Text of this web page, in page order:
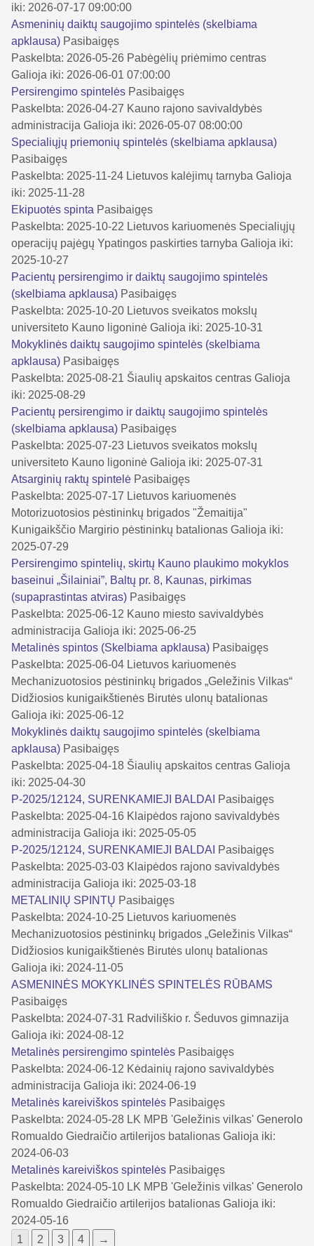
iki: 2026-07-17 09:00:00
Asmeninių daiktų saugojimo spintelės (skelbiama
apklausa) Pasibaigęs
Paskelbta: 2026-05-26 Pabėgėlių priėmimo centras
Galioja iki: 2026-06-01 07:00:00
Persirengimo spintelės Pasibaigęs
Paskelbta: 2026-04-27 Kauno rajono savivaldybės
administracija Galioja iki: 2026-05-07 08:00:00
Specialiųjų priemonių spintelės (skelbiama apklausa)
Pasibaigęs
Paskelbta: 2025-11-24 Lietuvos kalėjimų tarnyba Galioja
iki: 2025-11-28
Ekipuotės spinta Pasibaigęs
Paskelbta: 2025-10-22 Lietuvos kariuomenės Specialiųjų
operacijų pajėgų Ypatingos paskirties tarnyba Galioja iki:
2025-10-27
Pacientų persirengimo ir daiktų saugojimo spintelės
(skelbiama apklausa) Pasibaigęs
Paskelbta: 2025-10-20 Lietuvos sveikatos mokslų
universiteto Kauno ligoninė Galioja iki: 2025-10-31
Mokyklinės daiktų saugojimo spintelės (skelbiama
apklausa) Pasibaigęs
Paskelbta: 2025-08-21 Šiaulių apskaitos centras Galioja
iki: 2025-08-29
Pacientų persirengimo ir daiktų saugojimo spintelės
(skelbiama apklausa) Pasibaigęs
Paskelbta: 2025-07-23 Lietuvos sveikatos mokslų
universiteto Kauno ligoninė Galioja iki: 2025-07-31
Atsarginių raktų spintelė Pasibaigęs
Paskelbta: 2025-07-17 Lietuvos kariuomenės
Motorizuotosios pėstininkų brigados "Žemaitija"
Kunigaikščio Margirio pėstininkų batalionas Galioja iki:
2025-07-29
Persirengimo spintelių, skirtų Kauno plaukimo mokyklos
baseinui „Šilainiai”, Baltų pr. 8, Kaunas, pirkimas
(supaprastintas atviras) Pasibaigęs
Paskelbta: 2025-06-12 Kauno miesto savivaldybės
administracija Galioja iki: 2025-06-25
Metalinės spintos (Skelbiama apklausa) Pasibaigęs
Paskelbta: 2025-06-04 Lietuvos kariuomenės
Mechanizuotosios pėstininkų brigados „Geležinis Vilkas“
Didžiosios kunigaikštienės Birutės ulonų batalionas
Galioja iki: 2025-06-12
Mokyklinės daiktų saugojimo spintelės (skelbiama
apklausa) Pasibaigęs
Paskelbta: 2025-04-18 Šiaulių apskaitos centras Galioja
iki: 2025-04-30
P-2025/12124, SURENKAMIEJI BALDAI
Pasibaigęs
Paskelbta: 2025-04-16 Klaipėdos rajono savivaldybės
administracija Galioja iki: 2025-05-05
P-2025/12124, SURENKAMIEJI BALDAI
Pasibaigęs
Paskelbta: 2025-03-03 Klaipėdos rajono savivaldybės
administracija Galioja iki: 2025-03-18
METALINIŲ SPINTŲ Pasibaigęs
Paskelbta: 2024-10-25 Lietuvos kariuomenės
Mechanizuotosios pėstininkų brigados „Geležinis Vilkas“
Didžiosios kunigaikštienės Birutės ulonų batalionas
Galioja iki: 2024-11-05
ASMENINĖS MOKYKLINĖS SPINTELĖS RŪBAMS
Pasibaigęs
Paskelbta: 2024-07-31 Radviliškio r. Šeduvos gimnazija
Galioja iki: 2024-08-12
Metalinės persirengimo spintelės Pasibaigęs
Paskelbta: 2024-06-12 Kėdainių rajono savivaldybės
administracija Galioja iki: 2024-06-19
Metalinės kareiviškos spintelės Pasibaigęs
Paskelbta: 2024-05-28 LK MPB 'Geležinis vilkas' Generolo
Romualdo Giedraičio artilerijos batalionas Galioja iki:
2024-06-03
Metalinės kareiviškos spintelės Pasibaigęs
Paskelbta: 2024-05-10 LK MPB 'Geležinis vilkas' Generolo
Romualdo Giedraičio artilerijos batalionas Galioja iki:
2024-05-16
1
2 3 4 →